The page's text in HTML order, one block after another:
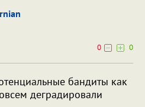
0
0
бандиты как
деградировали